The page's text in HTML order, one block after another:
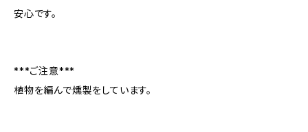
安心です。
***ご注意***
植物を編んで燻製をしています。